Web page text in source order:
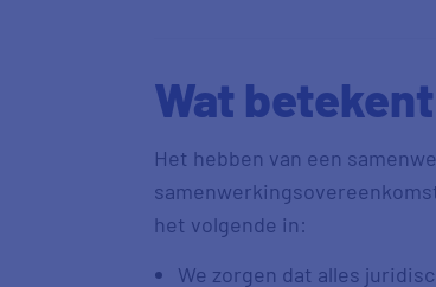
Wat
Het hebben van een
het volgende in:
We zorgen dat alles